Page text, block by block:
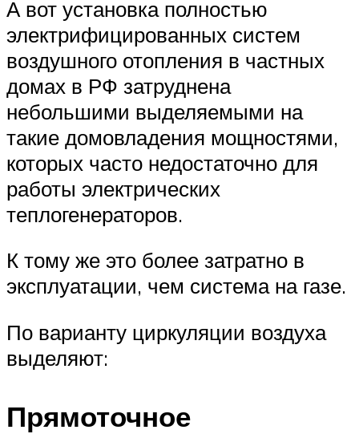
А вот установка полностью
электрифицированных систем
воздушного отопления в частных
домах в РФ затруднена
небольшими выделяемыми на
такие домовладения мощностями,
которых часто недостаточно для
работы электрических
теплогенераторов.
К тому же это более затратно в
эксплуатации, чем система на газе.
По варианту циркуляции воздуха
выделяют:
Прямоточное